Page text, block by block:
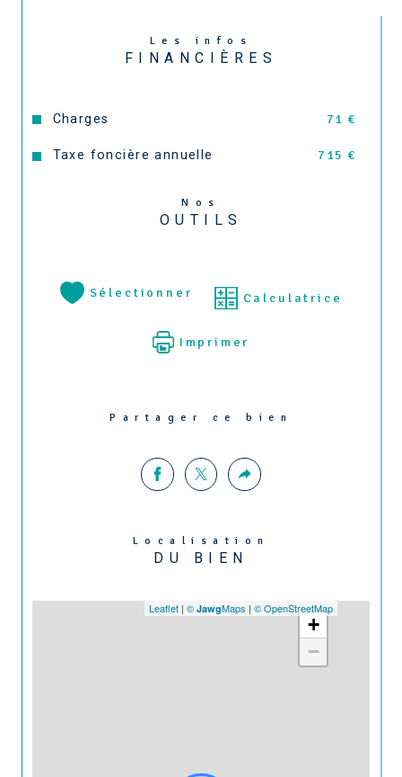
Les infos
FINANCIÈRES
Charges 71 €
Taxe foncière annuelle 715 €
Nos
OUTILS
Sélectionner Calculatrice
Imprimer
Partager ce bien
Localisation
DU BIEN
+
−
Leaflet | © JawgMaps | © OpenStreetMap